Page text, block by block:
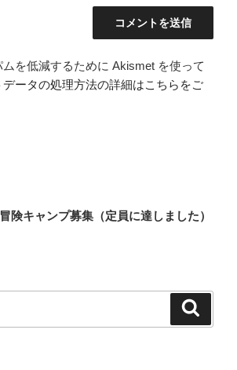
を低減するために Akismet を使って
データの処理方法の詳細はこちらをご
険キャンプ募集（定員に達しました）